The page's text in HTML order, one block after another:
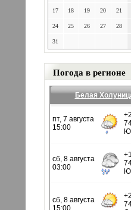
17 18 19 20 21
24 25 26 27 28
31
Погода в регионе
Белая